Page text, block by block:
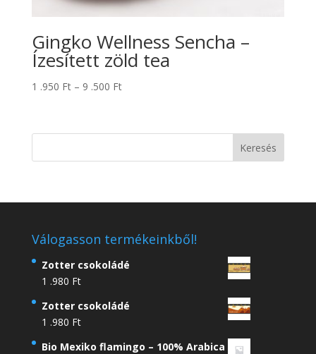
Gingko Wellness Sencha –
Ízesített zöld tea
1 .950 Ft – 9 .500 FtÁrtartomány:
-
Válogasson termékeinkből!
Zotter csokoládé
1 .980 Ft
Zotter csokoládé
1 .980 Ft
Bio Mexiko flamingo – 100% Arabica